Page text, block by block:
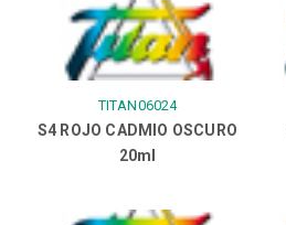
TITAN06024
S4 ROJO CADMIO OSCURO
20ml